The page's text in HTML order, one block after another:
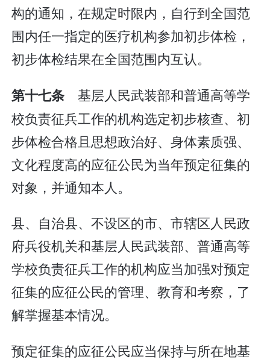
构的通知，在规定时限内，自行到全国范
围内任一指定的医疗机构参加初步体检，
初步体检结果在全国范围内互认。
第十七条 基层人民武装部和普通高等学
校负责征兵工作的机构选定初步核查、初
步体检合格且思想政治好、身体素质强、
文化程度高的应征公民为当年预定征集的
对象，并通知本人。
县、自治县、不设区的市、市辖区人民政
府兵役机关和基层人民武装部、普通高等
学校负责征兵工作的机构应当加强对预定
征集的应征公民的管理、教育和考察，了
解掌握基本情况。
预定征集的应征公民应当保持与所在地基